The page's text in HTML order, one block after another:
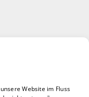
Website im Fluss